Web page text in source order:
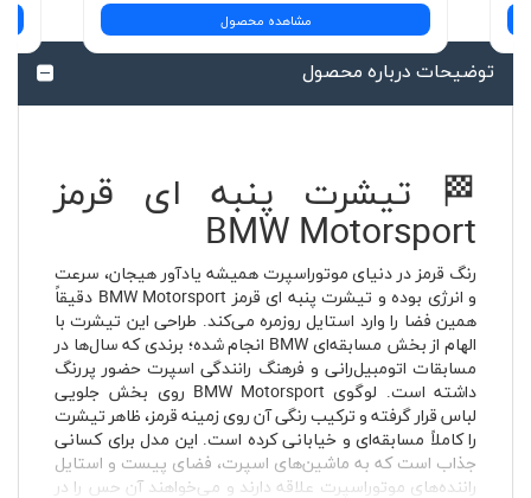
مشاهده محصول
توضیحات درباره محصول
🏁 تیشرت پنبه ای قرمز
BMW Motorsport
رنگ قرمز در دنیای موتوراسپرت همیشه یادآور هیجان، سرعت
و انرژی بوده و تیشرت پنبه ای قرمز BMW Motorsport دقیقاً
همین فضا را وارد استایل روزمره می‌کند. طراحی این تیشرت با
الهام از بخش مسابقه‌ای BMW انجام شده؛ برندی که سال‌ها در
مسابقات اتومبیل‌رانی و فرهنگ رانندگی اسپرت حضور پررنگ
داشته است. لوگوی BMW Motorsport روی بخش جلویی
لباس قرار گرفته و ترکیب رنگی آن روی زمینه قرمز، ظاهر تیشرت
را کاملاً مسابقه‌ای و خیابانی کرده است. این مدل برای کسانی
جذاب است که به ماشین‌های اسپرت، فضای پیست و استایل
راننده‌های موتوراسپرت علاقه دارند و می‌خواهند آن حس را در